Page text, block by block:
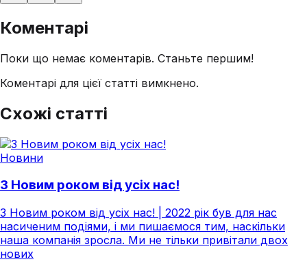
Коментарі
Поки що немає коментарів. Станьте першим!
Коментарі для цієї статті вимкнено.
Схожі статті
Новини
З Новим роком від усіх нас!
З Новим роком від усіх нас! | 2022 рік був для нас
насиченим подіями, і ми пишаємося тим, наскільки
наша компанія зросла. Ми не тільки привітали двох
нових